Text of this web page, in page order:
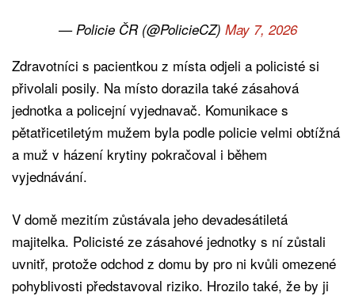
— Policie ČR (@PolicieCZ) May 7, 2026
Zdravotníci s pacientkou z místa odjeli a policisté si
přivolali posily. Na místo dorazila také zásahová
jednotka a policejní vyjednavač. Komunikace s
pětatřicetiletým mužem byla podle policie velmi obtížná
a muž v házení krytiny pokračoval i během
vyjednávání.
V domě mezitím zůstávala jeho devadesátiletá
majitelka. Policisté ze zásahové jednotky s ní zůstali
uvnitř, protože odchod z domu by pro ni kvůli omezené
pohyblivosti představoval riziko. Hrozilo také, že by ji